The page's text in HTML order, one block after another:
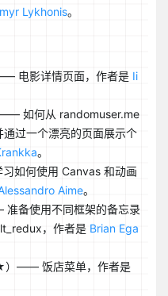
Lykhonis。
电影详情页面，作者是 Ii
如何从 randomuser.me
过一个漂亮的页面展示个
。
如何使用 Canvas 和动画
Aime。
备使用不同框架的备忘录
，作者是 Brian Ega
）—— 饭店菜单，作者是